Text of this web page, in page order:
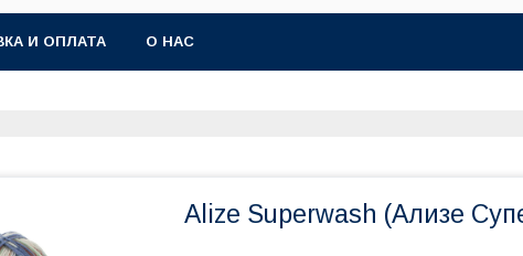
И ОПЛАТА О НАС
Alize Superwash (Ализе